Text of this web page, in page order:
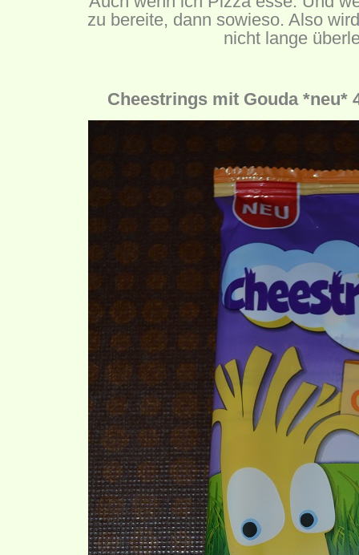
zu bereite, dann sowieso. Also
nicht lange
Cheestrings mit Gouda *neu*